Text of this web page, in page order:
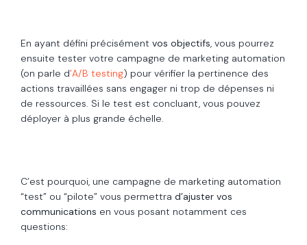
En ayant défini précisément vos objectifs, vous pourrez
ensuite tester votre campagne de marketing automation
(on parle d’A/B testing) pour vérifier la pertinence des
actions travaillées sans engager ni trop de dépenses ni
de ressources. Si le test est concluant, vous pouvez
déployer à plus grande échelle.
C’est pourquoi, une campagne de marketing automation
“test” ou “pilote” vous permettra d’ajuster vos
communications en vous posant notamment ces
questions: